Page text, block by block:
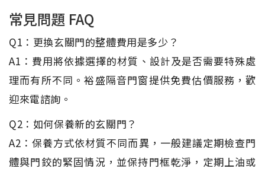
常見問題 FAQ
Q1：更換玄關門的整體費用是多少？
A1：費用將依據選擇的材質、設計及是否需要特殊處
理而有所不同。裕盛隔音門窗提供免費估價服務，歡
迎來電諮詢。
Q2：如何保養新的玄關門？
A2：保養方式依材質不同而異，一般建議定期檢查門
體與門鉸的緊固情況，並保持門框乾淨，定期上油或